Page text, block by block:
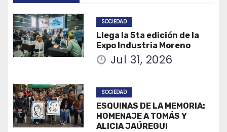
SOCIEDAD
Llega la 5ta edición de la
Expo Industria Moreno
Jul 31, 2026
SOCIEDAD
ESQUINAS DE LA MEMORIA:
HOMENAJE A TOMÁS Y
ALICIA JAÚREGUI